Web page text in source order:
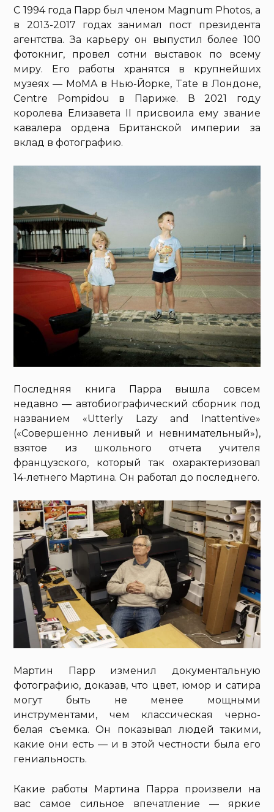
С 1994 года Парр был членом Magnum Photos, а
в 2013-2017 годах занимал пост президента
агентства. За карьеру он выпустил более 100
фотокниг, провел сотни выставок по всему
миру. Его работы хранятся в крупнейших
музеях — MoMA в Нью-Йорке, Tate в Лондоне,
Centre Pompidou в Париже. В 2021 году
королева Елизавета II присвоила ему звание
кавалера ордена Британской империи за
вклад в фотографию.
Последняя книга Парра вышла совсем
недавно — автобиографический сборник под
названием «Utterly Lazy and Inattentive»
(«Совершенно ленивый и невнимательный»),
взятое из школьного отчета учителя
французского, который так охарактеризовал
14-летнего Мартина. Он работал до последнего.
Мартин Парр изменил документальную
фотографию, доказав, что цвет, юмор и сатира
могут быть не менее мощными
инструментами, чем классическая черно-
белая съемка. Он показывал людей такими,
какие они есть — и в этой честности была его
гениальность.
Какие работы Мартина Парра произвели на
вас самое сильное впечатление — яркие